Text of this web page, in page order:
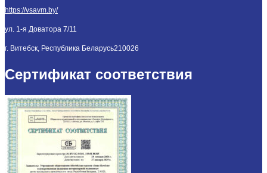
https://vsavm.by/
ул. 1-я Доватора 7/11
г. Витебск, Республика Беларусь210026
Сертификат соответствия